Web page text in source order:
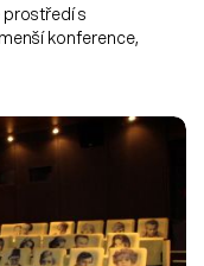
prostředí s
konference,